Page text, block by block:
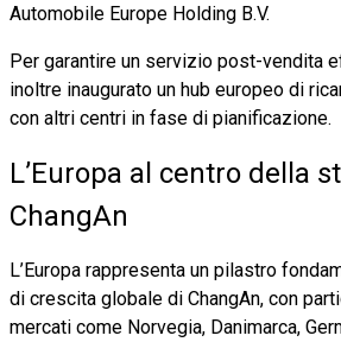
Automobile Europe Holding B.V.
Per garantire un servizio post-vendita
inoltre inaugurato un hub europeo di
con altri centri in fase di pianificazione.
L’Europa al centro della
ChangAn
L’Europa rappresenta un pilastro
di crescita globale di ChangAn, con
mercati come Norvegia, Danimarca,